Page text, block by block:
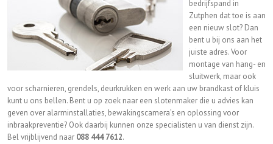
bedrijfspand in
Zutphen dat toe is aan
een nieuw slot? Dan
bent u bij ons aan het
juiste adres. Voor
montage van hang- en
sluitwerk, maar ook
voor scharnieren, grendels, deurkrukken en werk aan uw brandkast of kluis
kunt u ons bellen. Bent u op zoek naar een slotenmaker die u advies kan
geven over alarminstallaties, bewakingscamera’s en oplossing voor
inbraakpreventie? Ook daarbij kunnen onze specialisten u van dienst zijn.
Bel vrijblijvend naar 088 444 7612.